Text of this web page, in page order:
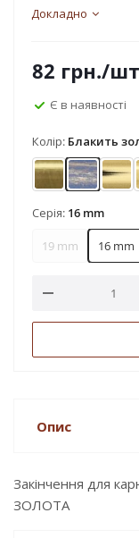
Докладно
82 грн./шт
Є в наявності
Колір: Блакить
АнтикБлакить
Серія: 16 mm
19 mm 16 mm
Опис
Закінчення для
ЗОЛОТА